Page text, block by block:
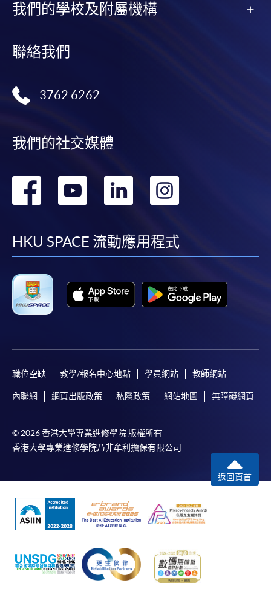
我們的學校及附屬機構
聯絡我們
3762 6262
我們的社交媒體
轉
facebook
轉
youtube
轉
linkedin
HKU SPACE 流動應用程式
職位空缺 教學/報名中心地點 學員網站 教師網站
內聯網 網頁出版政策 私隱政策 網站地圖 無障礙網頁
© 2026 香港大學專業進修學院 版權所有
香港大學專業進修學院乃非牟利擔保有限公司
返回頁首